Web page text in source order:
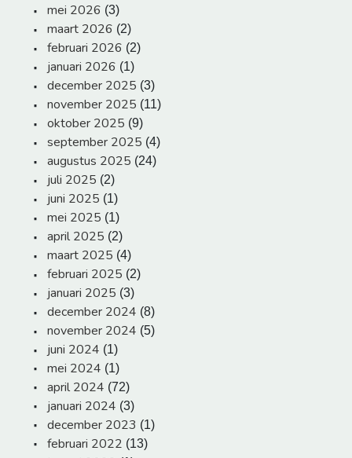
mei 2026 (3)
maart 2026 (2)
februari 2026 (2)
januari 2026 (1)
december 2025 (3)
november 2025 (11)
oktober 2025 (9)
september 2025 (4)
augustus 2025 (24)
juli 2025 (2)
juni 2025 (1)
mei 2025 (1)
april 2025 (2)
maart 2025 (4)
februari 2025 (2)
januari 2025 (3)
december 2024 (8)
november 2024 (5)
juni 2024 (1)
mei 2024 (1)
april 2024 (72)
januari 2024 (3)
december 2023 (1)
februari 2022 (13)